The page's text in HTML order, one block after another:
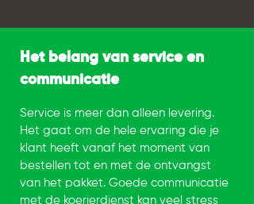
Het belang van service en
communicatie
Service is meer dan alleen levering.
Het gaat om de hele ervaring die je
klant heeft vanaf het moment van
bestellen tot en met de ontvangst
van het pakket. Goede communicatie
met de koerierdienst kan veel stress